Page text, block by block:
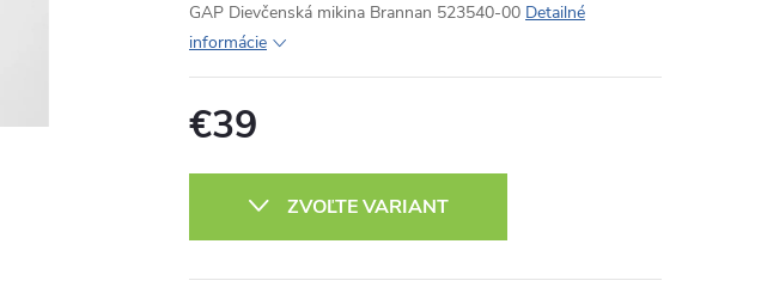
GAP Dievčenská mikina Brannan 523540-00 Detailné
informácie
€39
ZVOĽTE VARIANT